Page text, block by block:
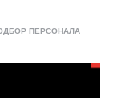
ПЕРСОНАЛА